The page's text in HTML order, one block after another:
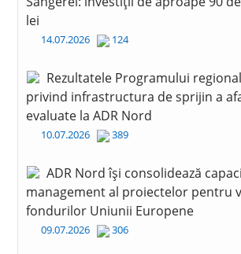
lei
14.07.2026 124
Rezultatele Programului
privind infrastructura de sprijin a
evaluate la ADR Nord
10.07.2026 389
ADR Nord își consolidează
management al proiectelor pentru
fondurilor Uniunii Europene
09.07.2026 306